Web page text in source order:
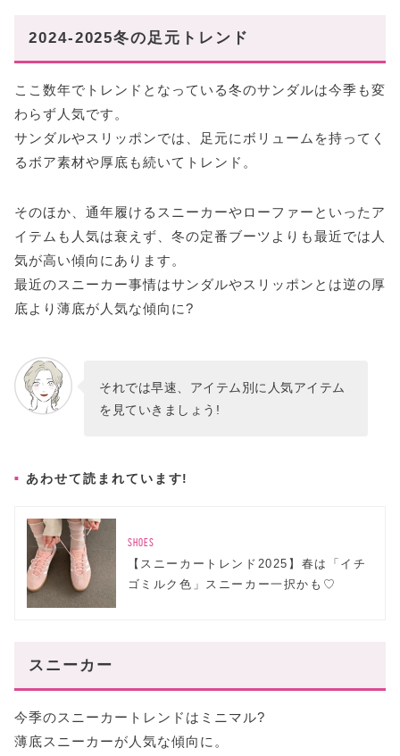
FABIO RUSCONI(ファビオルスコーニ)
スリッポン/サンダル
UGG(アグ)
UGG(アグ)
ブーツ
ブラックブーツ
2024-2025冬の足元トレンド
ここ数年でトレンドとなっている冬のサンダルは今季も変
わらず人気です。
サンダルやスリッポンでは、足元にボリュームを持ってく
るボア素材や厚底も続いてトレンド。
そのほか、通年履けるスニーカーやローファーといったア
イテムも人気は衰えず、冬の定番ブーツよりも最近では人
気が高い傾向にあります。
最近のスニーカー事情はサンダルやスリッポンとは逆の厚
底より薄底が人気な傾向に?
それでは早速、アイテム別に人気アイテム
を見ていきましょう!
あわせて読まれています!
SHOES
【スニーカートレンド2025】春は「イチ
ゴミルク色」スニーカー一択かも♡
スニーカー
今季のスニーカートレンドはミニマル?
薄底スニーカーが人気な傾向に。